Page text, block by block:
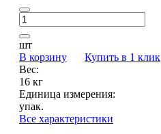
шт
В корзину
Купить в 1 клик
Вес:
16 кг
Единица измерения:
упак.
Все характеристики